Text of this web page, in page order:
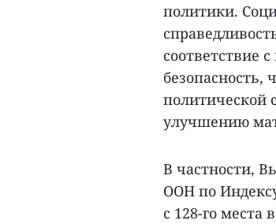
политики.
соответствие
безопасность,
политической
улучшению
В частности,
ООН по
с 128-го места